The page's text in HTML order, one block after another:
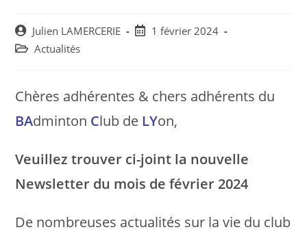
Post
author:
Julien LAMERCERIE
Post1 février 2024
Post Actualités
Chères adhérentes & chers adhérents du
BAdminton Club de LYon,
Veuillez trouver ci-joint la nouvelle
Newsletter du mois de février 2024
De nombreuses actualités sur la vie du club